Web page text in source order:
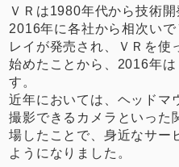
ＶＲは1980年代から技術
2016年に各社から相次い
レイが発売され、ＶＲを使
始めたことから、2016年
す。
近年においては、ヘッドマ
撮影できるカメラといった
場したことで、身近なサー
ようになりました。